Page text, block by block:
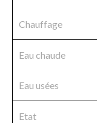
Chauffage
Eau chaude
Eau usées
Etat